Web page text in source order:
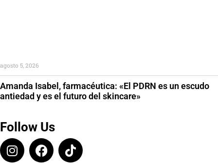
Amanda Isabel, farmacéutica: «El PDRN es un escudo
antiedad y es el futuro del skincare»
agosto 5, 2026
Follow Us